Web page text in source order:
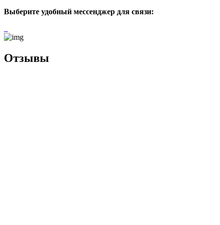
Выберите удобный мессенджер для связи:
Отзывы